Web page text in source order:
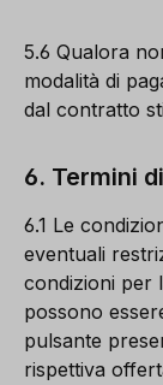
5.6 Qualora
modalità di
dal contratto
6. Termini
6.1 Le
eventuali
condizioni per
possono
pulsante
rispettiva